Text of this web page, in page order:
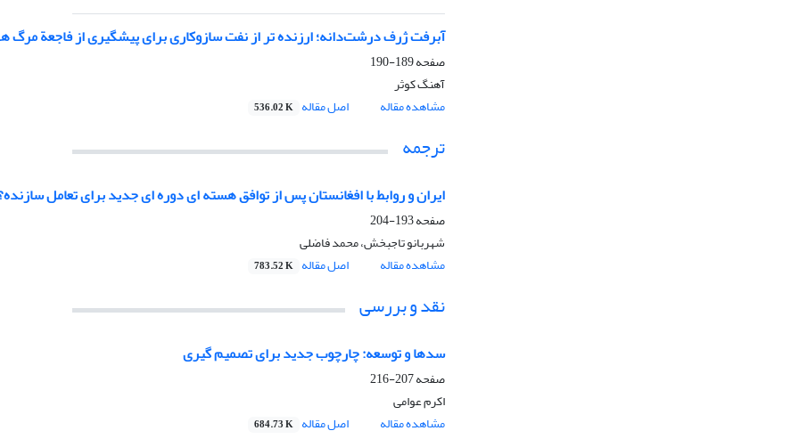
آبرفت ژرف درشت‌دانه؛ ارزنده تر از نفت سازوکاری برای پیشگیری از فاجعة مرگ
صفحه189-190
آهنگ کوثر
مشاهده مقاله
اصل مقاله 536.02 K
ترجمه
ایران و روابط با افغانستان پس از توافق هسته ای دوره ای جدید برای تعامل
صفحه193-204
شهربانو تاجبخش، محمد فاضلی
مشاهده مقاله
اصل مقاله 783.52 K
نقد و بررسی
سدها و توسعه: چارچوب جدید برای تصمیم گیری
صفحه207-216
اکرم عوامی
مشاهده مقاله
اصل مقاله 684.73 K